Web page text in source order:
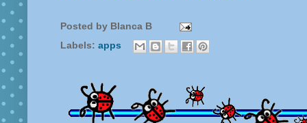
Posted by Blanca B
Labels: apps